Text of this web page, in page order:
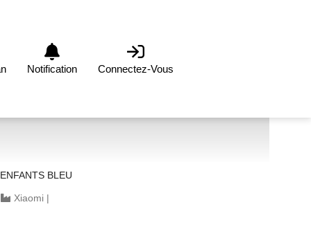
Notification Connectez-Vous
BLEU
Xiaomi |